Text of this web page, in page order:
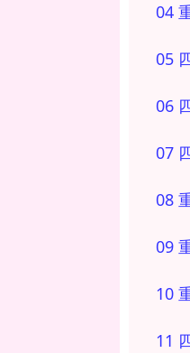
04
05
06
07
08
09
10
11